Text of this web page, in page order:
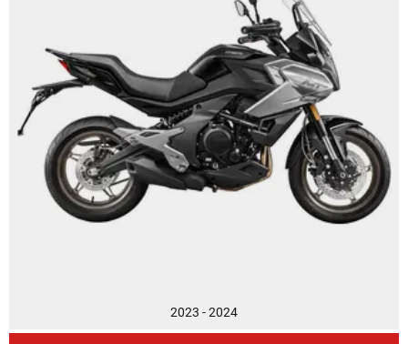
2023 - 2024